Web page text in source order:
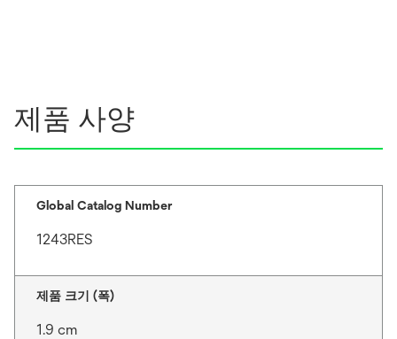
제품 사양
Global Catalog Number
1243RES
제품 크기 (폭)
1.9 cm